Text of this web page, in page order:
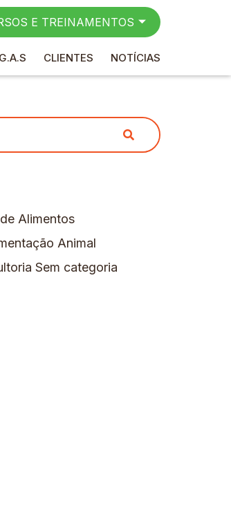
E TREINAMENTOS
G.A.S CLIENTES NOTÍCIAS
Alimentos
Animal
Sem categoria